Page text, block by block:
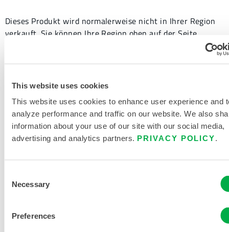
This website uses cookies
This website uses cookies to enhance user experience and
analyze performance and traffic on our website. We also
information about your use of our site with our social media,
advertising and analytics partners. PRIVACY POLICY.
Selection
Necessary
Preferences
Dieses Produkt wird normalerweise nicht in Ihrer Region
verkauft. Sie können Ihre Region oben auf der Seite